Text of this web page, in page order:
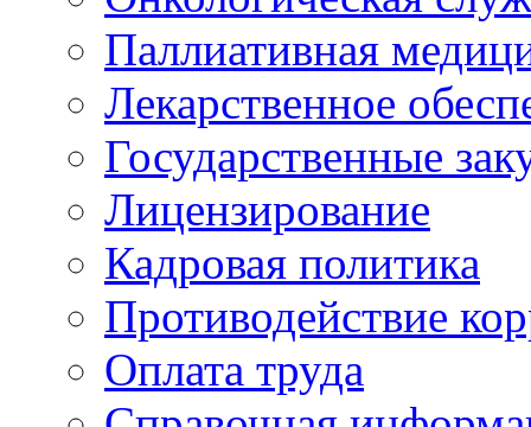
Паллиативная
Лекарственное
Государственные
Лицензирование
Кадровая политика
Противодействие
Оплата труда